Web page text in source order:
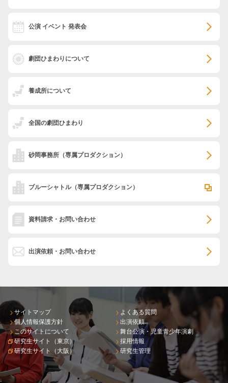
公演 イベント 発表会
劇団ひまわりについて
養成所について
全国の劇団ひまわり
砂岡事務所 （専属プロダクション）
ブルーシャトル（専属プロダクション）
資料請求・お問い合わせ
出演依頼・お問い合わせ
サイトマップ
個人情報保護方針
このサイトについて
研究生サイト（東京）
研究生サイト（大阪）
よくある質問
出演依頼
舞台公演・児童青少年演劇
採用情報
研究生管理